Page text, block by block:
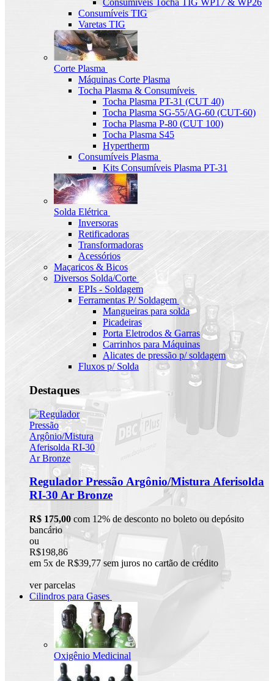
Consumíveis Tocha TIG WP17 & WP26
Consumíveis TIG
Varetas TIG
Corte Plasma
Máquinas Corte Plasma
Tocha Plasma & Consumíveis
Tocha Plasma PT-31 (CUT 40)
Tocha Plasma SG-55/AG-60 (CUT-60)
Tocha Plasma P-80 (CUT 100)
Tocha Plasma S45
Hypertherm
Consumíveis Plasma
Kits Consumíveis Plasma PT-31
Solda Elétrica
Inversoras
Retificadoras
Transformadoras
Acessórios
Maçaricos & Bicos
Diversos Solda/Corte
EPIs - Soldagem
Ferramentas P/ Soldagem
Mangueiras para solda
Picadeiras
Porta Eletrodos & Garras
Carrinhos para Máquinas
Alicates de pressão p/ soldagem
Fluxos p/ Solda
Destaques
Regulador Pressão Argônio/Mistura Aferisolda
RI-30 Ar Bronze
R$ 175,00 com 12% de desconto no boleto ou depósito
bancário
ou
R$198,86
em 5x de R$39,77 sem juros no cartão de crédito
ver parcelas
Cilindros para Gases
Oxigênio Medicinal